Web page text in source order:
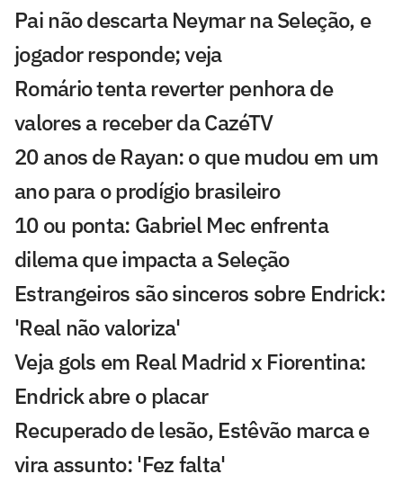
Pai não descarta Neymar na Seleção, e
jogador responde; veja
Romário tenta reverter penhora de
valores a receber da CazéTV
20 anos de Rayan: o que mudou em um
ano para o prodígio brasileiro
10 ou ponta: Gabriel Mec enfrenta
dilema que impacta a Seleção
Estrangeiros são sinceros sobre Endrick:
'Real não valoriza'
Veja gols em Real Madrid x Fiorentina:
Endrick abre o placar
Recuperado de lesão, Estêvão marca e
vira assunto: 'Fez falta'